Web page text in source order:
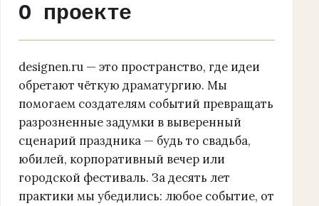
О проекте
designen.ru — это пространство, где идеи
обретают чёткую драматургию. Мы
помогаем создателям событий превращать
разрозненные задумки в выверенный
сценарий праздника — будь то свадьба,
юбилей, корпоративный вечер или
городской фестиваль. За десять лет
практики мы убедились: любое событие, от